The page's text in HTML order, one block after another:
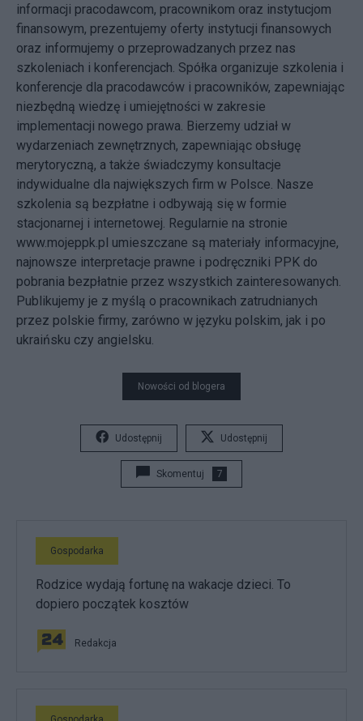
informacji pracodawcom, pracownikom oraz instytucjom
finansowym, prezentujemy oferty instytucji finansowych
oraz informujemy o przeprowadzanych przez nas
szkoleniach i konferencjach. Spółka organizuje szkolenia i
konferencje dla pracodawców i pracowników, zapewniając
niezbędną wiedzę i umiejętności w zakresie
implementacji nowego prawa. Bierzemy udział w
wydarzeniach zewnętrznych, zapewniając obsługę
merytoryczną, a także świadczymy konsultacje
indywidualne dla największych firm w Polsce. Nasze
szkolenia są bezpłatne i odbywają się w formie
stacjonarnej i internetowej. Regularnie na stronie
www.mojeppk.pl umieszczane są materiały informacyjne,
najnowsze interpretacje prawne i podręczniki PPK do
pobrania bezpłatnie przez wszystkich zainteresowanych.
Publikujemy je z myślą o pracownikach zatrudnianych
przez polskie firmy, zarówno w języku polskim, jak i po
ukraińsku czy angielsku.
Nowości od blogera
Udostępnij Udostępnij
Skomentuj 7
Gospodarka
Rodzice wydają fortunę na wakacje dzieci. To
dopiero początek kosztów
Redakcja